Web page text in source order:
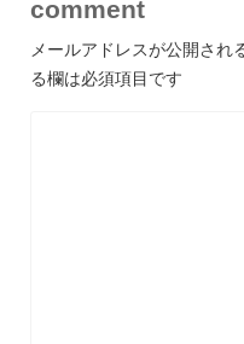
comment
メールアドレスが公開され
る欄は必須項目です